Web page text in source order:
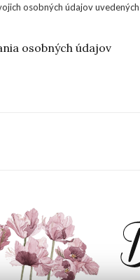
osobných údajov
osobných údajov